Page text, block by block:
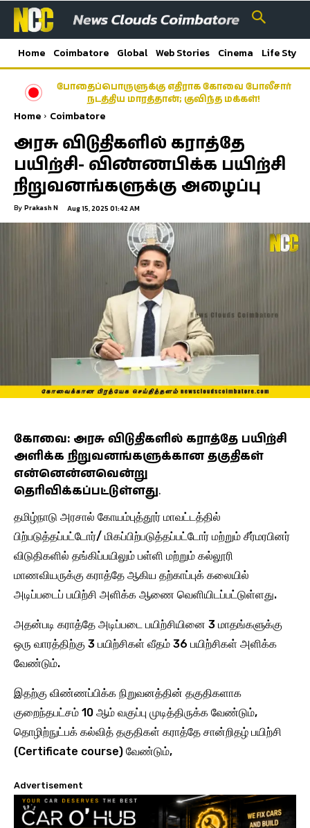
Home Coimbatore Global Web Stories Cinema Life Style
போதைப்பொருளுக்கு எதிராக கோவை போலீசார்
நடத்திய மாரத்தான்; குவிந்த மக்கள்!
Home Coimbatore
அரசு விடுதிகளில் கராத்தே
பயிற்சி- விண்ணபிக்க பயிற்சி
நிறுவனங்களுக்கு அழைப்பு
By Prakash N Aug 15, 2025 01:42 AM
கோவை: அரசு விடுதிகளில் கராத்தே பயிற்சி
அளிக்க நிறுவனங்களுக்கான தகுதிகள்
என்னென்னவென்று
தெரிவிக்கப்பட்டுள்ளது.
தமிழ்நாடு அரசால் கோயம்புத்தூர் மாவட்டத்தில்
பிற்படுத்தப்பட்டோர்/ மிகப்பிற்படுத்தப்பட்டோர் மற்றும் சீர்மரபினர்
விடுதிகளில் தங்கிப்பயிலும் பள்ளி மற்றும் கல்லூரி
மாணவியருக்கு கராத்தே ஆகிய தற்காப்புக் கலையில்
அடிப்படைப் பயிற்சி அளிக்க ஆணை வெளியிடப்பட்டுள்ளது.
அதன்படி கராத்தே அடிப்படை பயிற்சியினை 3 மாதங்களுக்கு
ஒரு வாரத்திற்கு 3 பயிற்சிகள் வீதம் 36 பயிற்சிகள் அளிக்க
வேண்டும்.
இதற்கு விண்ணப்பிக்க நிறுவனத்தின் தகுதிகளாக
குறைந்தபட்சம் 10 ஆம் வகுப்பு முடித்திருக்க வேண்டும்,
தொழிற்நுட்பக் கல்வித் தகுதிகள் கராத்தே சான்றிதழ் பயிற்சி
(Certificate course) வேண்டும்,
Advertisement